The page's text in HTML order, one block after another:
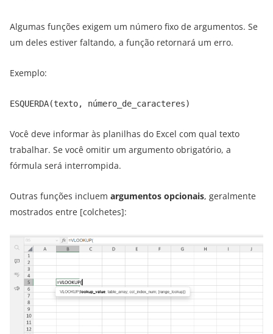
Algumas funções exigem um número fixo de argumentos. Se
um deles estiver faltando, a função retornará um erro.
Exemplo:
ESQUERDA(texto, número_de_caracteres)
Você deve informar às planilhas do Excel com qual texto
trabalhar. Se você omitir um argumento obrigatório, a
fórmula será interrompida.
Outras funções incluem argumentos opcionais, geralmente
mostrados entre [colchetes]: